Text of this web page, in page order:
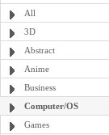
All
3D
Abstract
Anime
Business
Computer/OS
Games